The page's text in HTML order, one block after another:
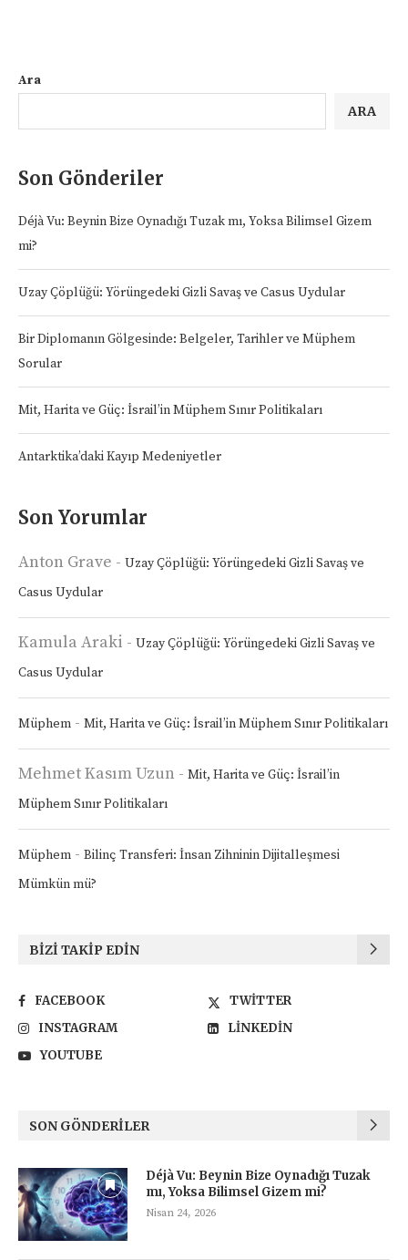
Ara
ARA
Son Gönderiler
Déjà Vu: Beynin Bize Oynadığı Tuzak mı, Yoksa Bilimsel Gizem
mi?
Uzay Çöplüğü: Yörüngedeki Gizli Savaş ve Casus Uydular
Bir Diplomanın Gölgesinde: Belgeler, Tarihler ve Müphem
Sorular
Mit, Harita ve Güç: İsrail’in Müphem Sınır Politikaları
Antarktika’daki Kayıp Medeniyetler
Son Yorumlar
Anton Grave - Uzay Çöplüğü: Yörüngedeki Gizli Savaş ve
Casus Uydular
Kamula Araki - Uzay Çöplüğü: Yörüngedeki Gizli Savaş ve
Casus Uydular
Müphem - Mit, Harita ve Güç: İsrail’in Müphem Sınır Politikaları
Mehmet Kasım Uzun - Mit, Harita ve Güç: İsrail’in
Müphem Sınır Politikaları
Müphem - Bilinç Transferi: İnsan Zihninin Dijitalleşmesi
Mümkün mü?
BIZI TAKIP EDIN
FACEBOOK
TWITTER
INSTAGRAM
LINKEDIN
YOUTUBE
SON GÖNDERILER
Déjà Vu: Beynin Bize Oynadığı Tuzak
mı, Yoksa Bilimsel Gizem mi?
Nisan 24, 2026